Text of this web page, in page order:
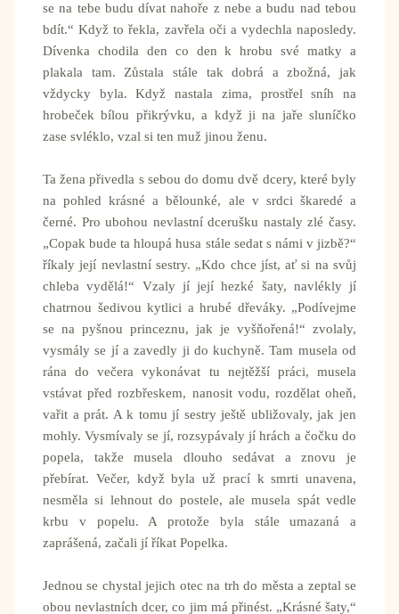
se na tebe budu dívat nahoře z nebe a budu nad tebou
bdít.“ Když to řekla, zavřela oči a vydechla naposledy.
Dívenka chodila den co den k hrobu své matky a
plakala tam. Zůstala stále tak dobrá a zbožná, jak
vždycky byla. Když nastala zima, prostřel sníh na
hrobeček bílou přikrývku, a když ji na jaře sluníčko
zase svléklo, vzal si ten muž jinou ženu.
Ta žena přivedla s sebou do domu dvě dcery, které byly
na pohled krásné a bělounké, ale v srdci škaredé a
černé. Pro ubohou nevlastní dcerušku nastaly zlé časy.
„Copak bude ta hloupá husa stále sedat s námi v jizbě?“
říkaly její nevlastní sestry. „Kdo chce jíst, ať si na svůj
chleba vydělá!“ Vzaly jí její hezké šaty, navlékly jí
chatrnou šedivou kytlici a hrubé dřeváky. „Podívejme
se na pyšnou princeznu, jak je vyšňořená!“ zvolaly,
vysmály se jí a zavedly ji do kuchyně. Tam musela od
rána do večera vykonávat tu nejtěžší práci, musela
vstávat před rozbřeskem, nanosit vodu, rozdělat oheň,
vařit a prát. A k tomu jí sestry ještě ubližovaly, jak jen
mohly. Vysmívaly se jí, rozsypávaly jí hrách a čočku do
popela, takže musela dlouho sedávat a znovu je
přebírat. Večer, když byla už prací k smrti unavena,
nesměla si lehnout do postele, ale musela spát vedle
krbu v popelu. A protože byla stále umazaná a
zaprášená, začali jí říkat Popelka.
Jednou se chystal jejich otec na trh do města a zeptal se
obou nevlastních dcer, co jim má přinést. „Krásné šaty,“